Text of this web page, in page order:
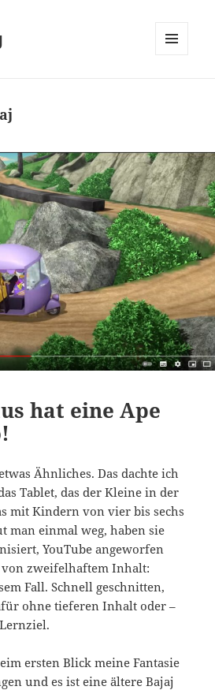
hat eine Ape
Ähnliches. Das dachte ich
Tablet, das der Kleine in der
mit Kindern von vier bis sechs
man einmal weg, haben sie
YouTube angeworfen
von zweifelhaftem Inhalt:
Fall. Schnell geschnitten,
ohne tieferen Inhalt oder –
ersten Blick meine Fantasie
und es ist eine ältere Bajaj